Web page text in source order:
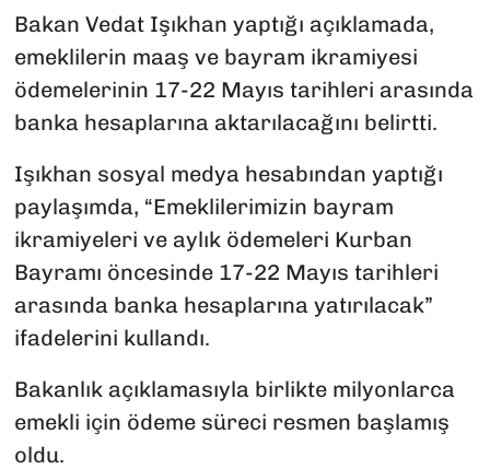
Bakan Vedat Işıkhan yaptığı açıklamada,
emeklilerin maaş ve bayram ikramiyesi
ödemelerinin 17-22 Mayıs tarihleri arasında
banka hesaplarına aktarılacağını belirtti.
Işıkhan sosyal medya hesabından yaptığı
paylaşımda, “Emeklilerimizin bayram
ikramiyeleri ve aylık ödemeleri Kurban
Bayramı öncesinde 17-22 Mayıs tarihleri
arasında banka hesaplarına yatırılacak”
ifadelerini kullandı.
Bakanlık açıklamasıyla birlikte milyonlarca
emekli için ödeme süreci resmen başlamış
oldu.